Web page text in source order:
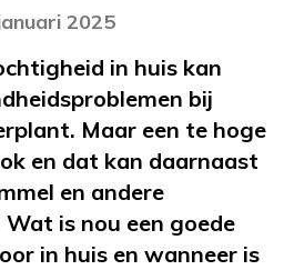
2025
in huis kan
bij
Maar een te hoge
en dat kan daarnaast
en andere
is nou een goede
in huis en wanneer is